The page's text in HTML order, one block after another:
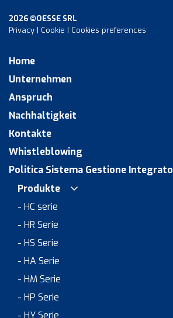
2026 ©OESSE SRL
Privacy | Cookie | Cookies preferences
Home
Unternehmen
Anspruch
Nachhaltigkeit
Kontakte
Whistleblowing
Politica Sistema Gestione Integrato
Produkte
- HC serie
- HR Serie
- HS Serie
- HA Serie
- HM Serie
- HP Serie
- HY Serie